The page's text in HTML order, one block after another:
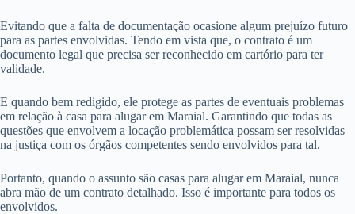
Evitando que a falta de documentação ocasione algum prejuízo futuro
para as partes envolvidas. Tendo em vista que, o contrato é um
documento legal que precisa ser reconhecido em cartório para ter
validade.
E quando bem redigido, ele protege as partes de eventuais problemas
em relação à casa para alugar em Maraial. Garantindo que todas as
questões que envolvem a locação problemática possam ser resolvidas
na justiça com os órgãos competentes sendo envolvidos para tal.
Portanto, quando o assunto são casas para alugar em Maraial, nunca
abra mão de um contrato detalhado. Isso é importante para todos os
envolvidos.